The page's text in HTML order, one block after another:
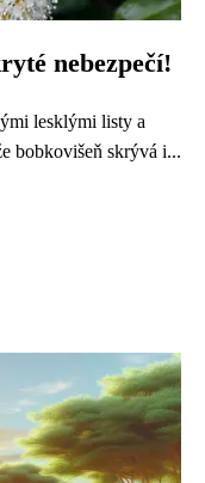
nebezpečí!
lesklými listy a
bobkovišeň skrývá i...